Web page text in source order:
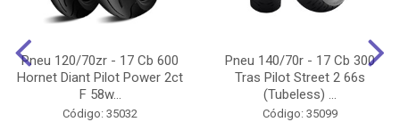
Pneu 120/70zr - 17 Cb 600
Hornet Diant Pilot Power 2ct
F 58w...
Código: 35032
Pneu 140/70r - 17 Cb 300
Tras Pilot Street 2 66s
(Tubeless) ...
Código: 35099